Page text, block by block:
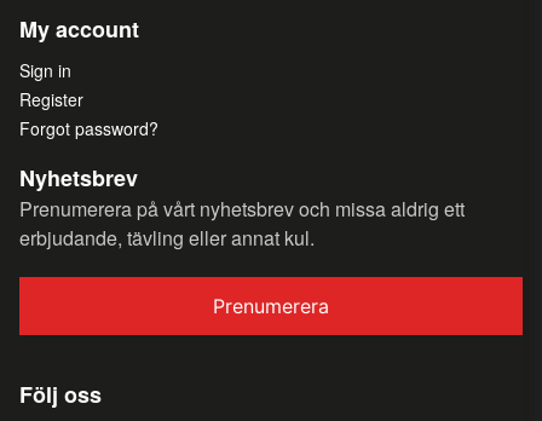
My account
Sign in
Register
Forgot password?
Nyhetsbrev
Prenumerera på vårt nyhetsbrev och missa aldrig ett
erbjudande, tävling eller annat kul.
Prenumerera
Följ oss